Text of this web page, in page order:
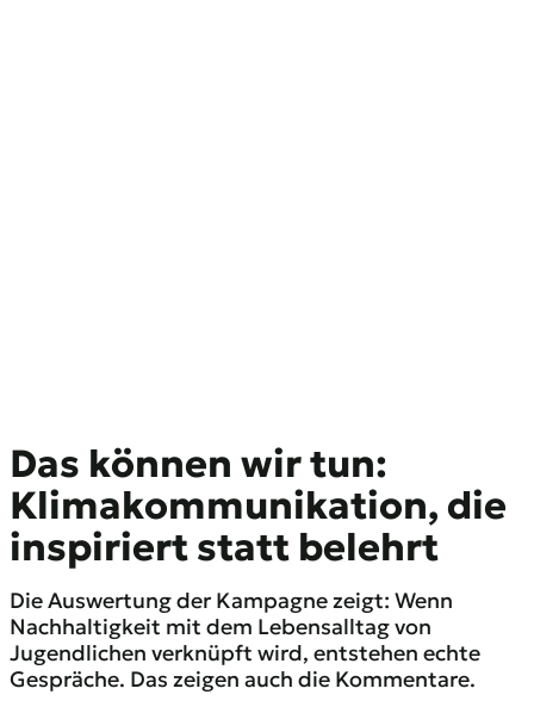
Das können wir tun:
Klimakommunikation, die
inspiriert statt belehrt
Die Auswertung der Kampagne zeigt: Wenn
Nachhaltigkeit mit dem Lebensalltag von
Jugendlichen verknüpft wird, entstehen echte
Gespräche. Das zeigen auch die Kommentare.